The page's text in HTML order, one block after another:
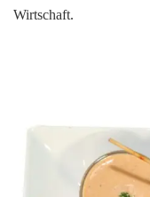
Wirtschaft.